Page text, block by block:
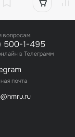
вопросам
500-1-495
в Телеграмм
почта